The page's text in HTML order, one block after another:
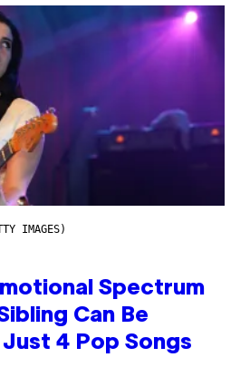
IMAGES)
Spectrum
Can Be
Just 4 Pop Songs